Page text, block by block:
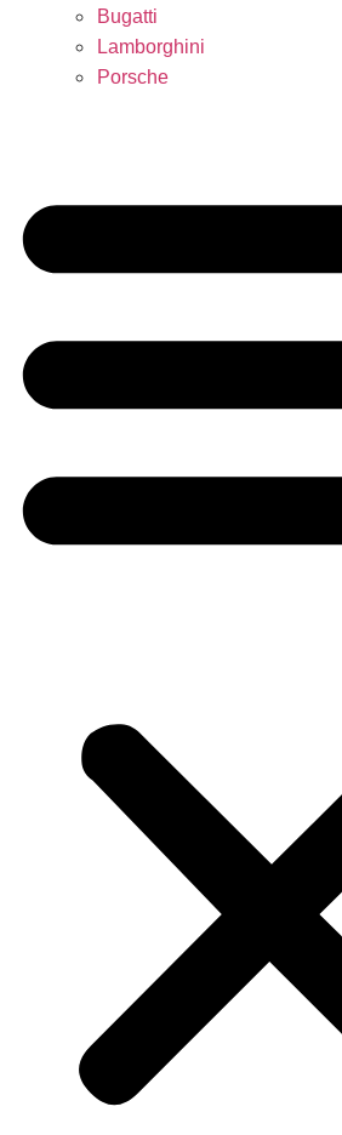
Bugatti
Lamborghini
Porsche